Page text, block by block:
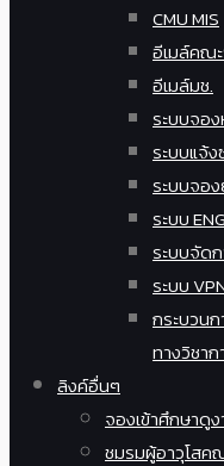
CMU MIS
อีเมล์คณ
อีเมล์มช.
ระบบจอ
ระบบแจ้
ระบบจอ
ระบบ
ระบบจัด
ระบบ
กระบวน
ทางวิชา
ลิงค์อื่นๆ
จองเข้าศึกษาดู
ชมรมผู้อาวุโสค